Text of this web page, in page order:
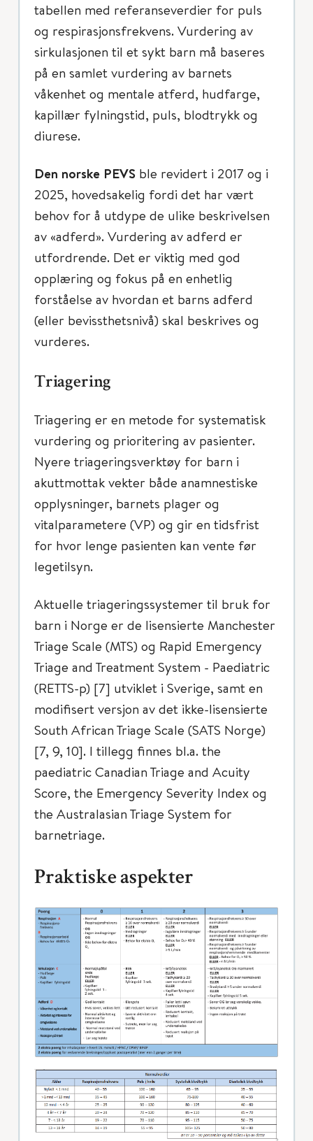
tabellen med referanseverdier for puls
og respirasjonsfrekvens. Vurdering av
sirkulasjonen til et sykt barn må baseres
på en samlet vurdering av barnets
våkenhet og mentale atferd, hudfarge,
kapillær fylningstid, puls, blodtrykk og
diurese.
Den norske PEVS ble revidert i 2017 og i
2025, hovedsakelig fordi det har vært
behov for å utdype de ulike beskrivelsen
av «adferd». Vurdering av adferd er
utfordrende. Det er viktig med god
opplæring og fokus på en enhetlig
forståelse av hvordan et barns adferd
(eller bevissthetsnivå) skal beskrives og
vurderes.
Triagering
Triagering er en metode for systematisk
vurdering og prioritering av pasienter.
Nyere triageringsverktøy for barn i
akuttmottak vekter både anamnestiske
opplysninger, barnets plager og
vitalparametere (VP) og gir en tidsfrist
for hvor lenge pasienten kan vente før
legetilsyn.
Aktuelle triageringssystemer til bruk for
barn i Norge er de lisensierte Manchester
Triage Scale (MTS) og Rapid Emergency
Triage and Treatment System - Paediatric
(RETTS-p) [7] utviklet i Sverige, samt en
modifisert versjon av det ikke-lisensierte
South African Triage Scale (SATS Norge)
[7, 9, 10]. I tillegg finnes bl.a. the
paediatric Canadian Triage and Acuity
Score, the Emergency Severity Index og
the Australasian Triage System for
barnetriage.
Praktiske aspekter